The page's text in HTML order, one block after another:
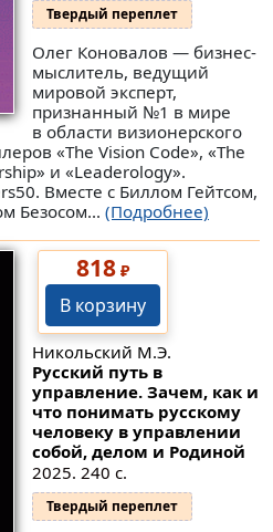
Твердый переплет
Олег Коновалов — бизнес-
мыслитель, ведущий
мировой эксперт,
признанный №1 в мире
в области визионерского
«The Vision Code», «The
и «Leaderology».
Вместе с Биллом Гейтсом,
Безосом... (Подробнее)
818₽
В корзину
Никольский М.Э.
Русский путь в
управление. Зачем, как и
что понимать русскому
человеку в управлении
собой, делом и Родиной
2025. 240 с.
Твердый переплет